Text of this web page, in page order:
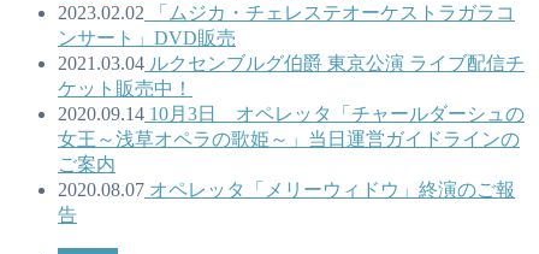
2023.02.02 「ムジカ・チェレステオーケストラガラコ
ンサート」DVD販売
2021.03.04 ルクセンブルグ伯爵 東京公演 ライブ配信チ
ケット販売中！
2020.09.14 10月3日 オペレッタ「チャールダーシュの
女王～浅草オペラの歌姫～」当日運営ガイドラインの
ご案内
2020.08.07 オペレッタ「メリーウィドウ」終演のご報
告